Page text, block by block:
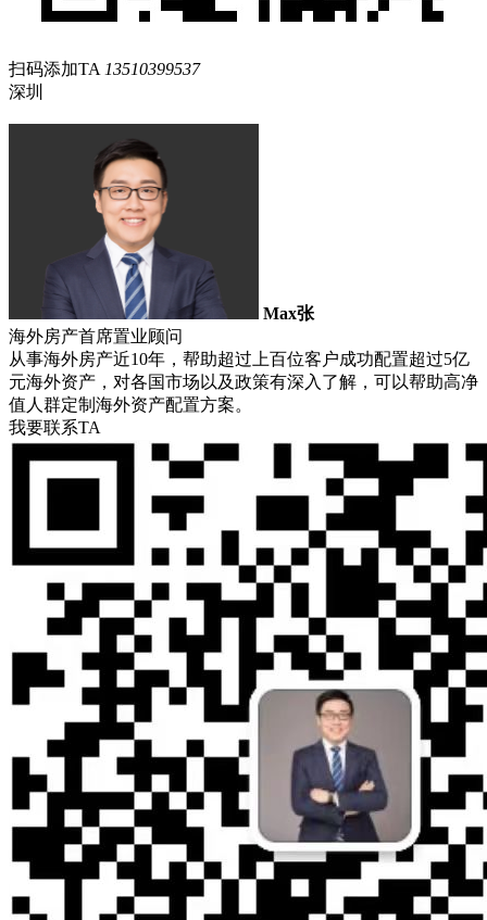
扫码添加TA 13510399537
深圳
Max张
海外房产首席置业顾问
从事海外房产近10年，帮助超过上百位客户成功配置超过5亿
元海外资产，对各国市场以及政策有深入了解，可以帮助高净
值人群定制海外资产配置方案。
我要联系TA